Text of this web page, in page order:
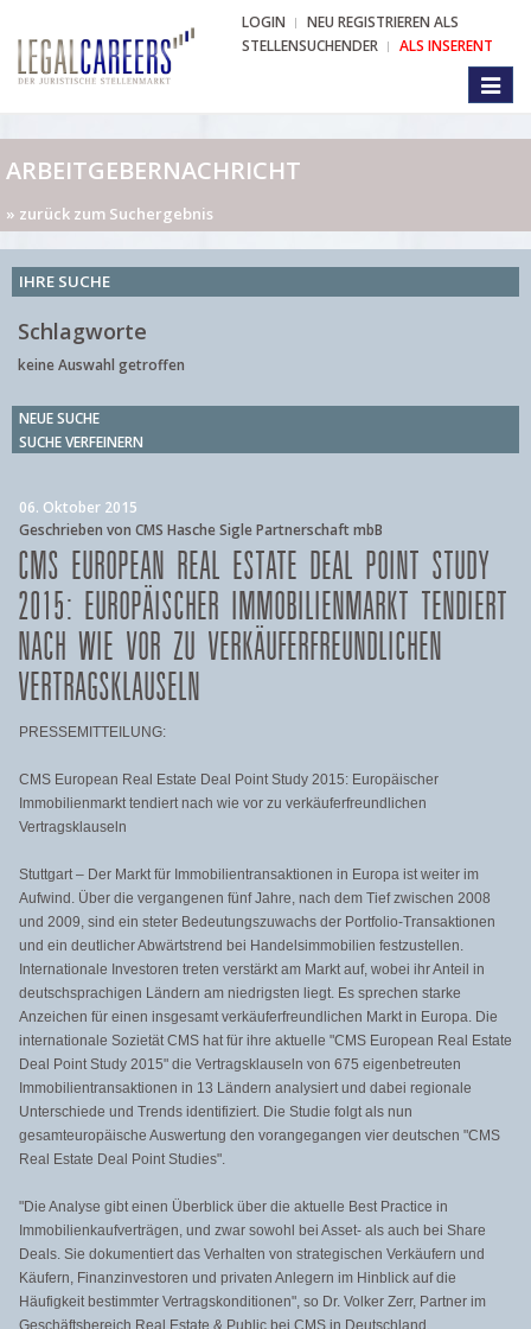
LOGIN
NEU REGISTRIEREN ALS
STELLENSUCHENDER
ALS INSERENT
ARBEITGEBERNACHRICHT
» zurück zum Suchergebnis
IHRE SUCHE
Schlagworte
keine Auswahl getroffen
NEUE SUCHE
SUCHE VERFEINERN
06. Oktober 2015
Geschrieben von CMS Hasche Sigle Partnerschaft mbB
CMS EUROPEAN REAL ESTATE DEAL POINT STUDY
2015: EUROPÄISCHER IMMOBILIENMARKT TENDIERT
NACH WIE VOR ZU VERKÄUFERFREUNDLICHEN
VERTRAGSKLAUSELN
PRESSEMITTEILUNG:
CMS European Real Estate Deal Point Study 2015: Europäischer
Immobilienmarkt tendiert nach wie vor zu verkäuferfreundlichen
Vertragsklauseln
Stuttgart – Der Markt für Immobilientransaktionen in Europa ist weiter im
Aufwind. Über die vergangenen fünf Jahre, nach dem Tief zwischen 2008
und 2009, sind ein steter Bedeutungszuwachs der Portfolio-Transaktionen
und ein deutlicher Abwärtstrend bei Handelsimmobilien festzustellen.
Internationale Investoren treten verstärkt am Markt auf, wobei ihr Anteil in
deutschsprachigen Ländern am niedrigsten liegt. Es sprechen starke
Anzeichen für einen insgesamt verkäuferfreundlichen Markt in Europa. Die
internationale Sozietät CMS hat für ihre aktuelle "CMS European Real Estate
Deal Point Study 2015" die Vertragsklauseln von 675 eigenbetreuten
Immobilientransaktionen in 13 Ländern analysiert und dabei regionale
Unterschiede und Trends identifiziert. Die Studie folgt als nun
gesamteuropäische Auswertung den vorangegangen vier deutschen "CMS
Real Estate Deal Point Studies".
"Die Analyse gibt einen Überblick über die aktuelle Best Practice in
Immobilienkaufverträgen, und zwar sowohl bei Asset- als auch bei Share
Deals. Sie dokumentiert das Verhalten von strategischen Verkäufern und
Käufern, Finanzinvestoren und privaten Anlegern im Hinblick auf die
Häufigkeit bestimmter Vertragskonditionen", so Dr. Volker Zerr, Partner im
Geschäftsbereich Real Estate & Public bei CMS in Deutschland.